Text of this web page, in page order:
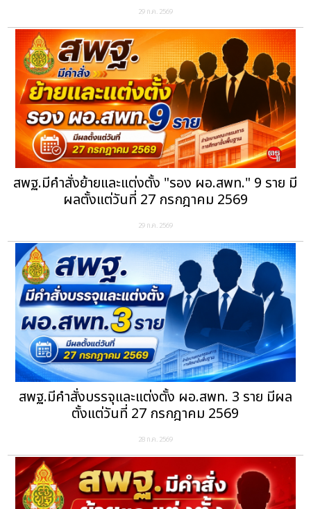
29 ก.ค. 2569
สพฐ.มีคำสั่งย้ายและแต่งตั้ง "รอง ผอ.สพท." 9 ราย มี
ผลตั้งแต่วันที่ 27 กรกฎาคม 2569
29 ก.ค. 2569
สพฐ.มีคำสั่งบรรจุและแต่งตั้ง ผอ.สพท. 3 ราย มีผล
ตั้งแต่วันที่ 27 กรกฎาคม 2569
28 ก.ค. 2569